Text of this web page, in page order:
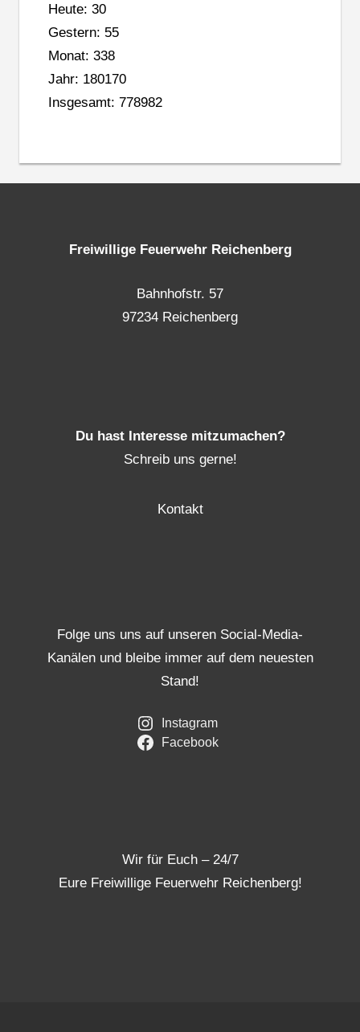
Heute: 30
Gestern: 55
Monat: 338
Jahr: 180170
Insgesamt: 778982
Freiwillige Feuerwehr Reichenberg
Bahnhofstr. 57
97234 Reichenberg
Du hast Interesse mitzumachen?
Schreib uns gerne!
Kontakt
Folge uns uns auf unseren Social-Media-
Kanälen und bleibe immer auf dem neuesten
Stand!
Instagram
Facebook
Wir für Euch – 24/7
Eure Freiwillige Feuerwehr Reichenberg!